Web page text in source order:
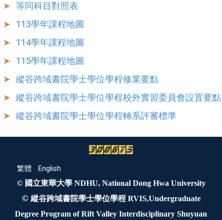
等同科目對照表
113學年課程地圖
114學年課程地圖
115學年課程地圖
縱谷跨域書院學士學位學程修業要點
縱谷跨域書院學士學位學程校外實習委員會設置要點
縱谷跨域書院學士學位學程轉系評審標準
繁體 English
© 國立東華大學 NDHU, National Dong Hwa University
© 縱谷跨域書院學士學位學程 RVIS,Undergraduate
Degree Program of Rift Valley Interdisciplinary Shuyuan